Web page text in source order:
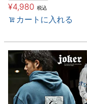
¥4,980 税込
カートに入れる